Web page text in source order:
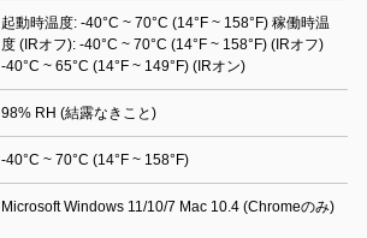
起動時温度: -40°C ~ 70°C (14°F ~ 158°F) 稼働時温
度 (IRオフ): -40°C ~ 70°C (14°F ~ 158°F) (IRオフ)
-40°C ~ 65°C (14°F ~ 149°F) (IRオン)
98% RH (結露なきこと)
-40°C ~ 70°C (14°F ~ 158°F)
Microsoft Windows 11/10/7 Mac 10.4 (Chromeのみ)